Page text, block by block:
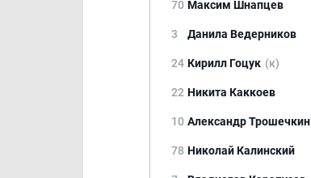
70 Максим Шнапцев
3 Данила Ведерников
24 Кирилл Гоцук (к)
22 Никита Каккоев
10 Александр Трошечкин
78 Николай Калинский